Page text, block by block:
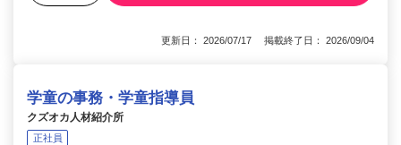
更新日： 2026/07/17 掲載終了日： 2026/09/04
学童の事務・学童指導員
クズオカ人材紹介所
正社員